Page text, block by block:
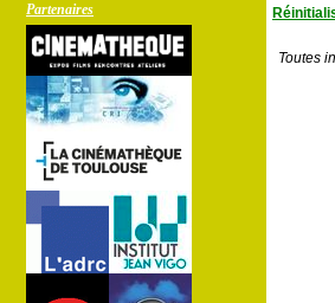
Partenaires
Toutes